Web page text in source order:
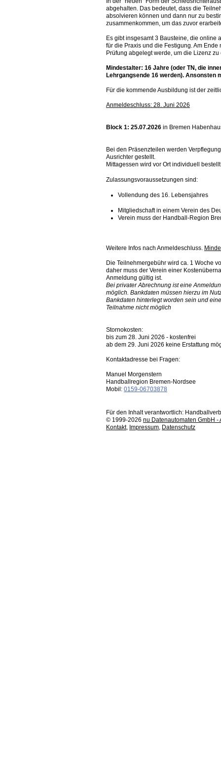
abgehalten. Das bedeutet, dass die
absolvieren können und dann nur zu
zusammenkommen, um das zuvor
Es gibt insgesamt 3 Bausteine, die online
für die Praxis und die Festigung. Am
Prüfung abgelegt werde, um die Lizenz
Mindestalter: 16 Jahre (oder TN, die
Lehrgangsende 16 werden).
Für die kommende Ausbildung ist der
Anmeldeschluss: 28. Juni 2026
Block 1: 25.07.2026 in Bremen
Bei den Präsenzteilen werden
Ausrichter gestellt.
Mittagessen wird vor Ort individuell
Zulassungsvoraussetzungen sind:
Vollendung des 16. Lebensjahres
Mitgliedschaft in einem Verein des
Verein muss der Handball-Region
Weitere Infos nach Anmeldeschluss.
Die Teilnehmergebühr wird ca. 1 Woche
daher muss der Verein einer
Anmeldung gültig ist.
Bei privater Abrechnung ist eine
möglich. Bankdaten müssen hierzu im
Bankdaten hinterlegt worden sein und
Teilnahme nicht möglich
Stornokosten:
bis zum 28. Juni 2026 - kostenfrei
ab dem 29. Juni 2026 keine Erstattung
Kontaktadresse bei Fragen:
Manuel Morgenstern
Handballregion Bremen-Nordsee
Mobil: 0159-06703878
Für den Inhalt verantwortlich:
© 1999-2026 nu Datenautomaten GmbH
Kontakt, Impressum, Datenschutz